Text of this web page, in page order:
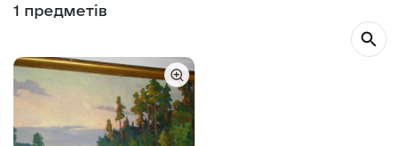
1 предметів